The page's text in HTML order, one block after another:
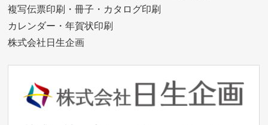
複写伝票印刷・冊子・カタログ印刷
カレンダー・年賀状印刷
株式会社日生企画